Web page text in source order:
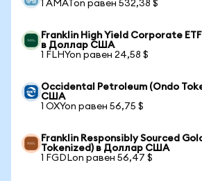
1 AMATon равен 532,38 $
Franklin High Yield Corporate
в Доллар США
1 FLHYon равен 24,58 $
Occidental Petroleum (Ondo
США
1 OXYon равен 56,75 $
Franklin Responsibly Sourced
Tokenized) в Доллар США
1 FGDLon равен 56,47 $